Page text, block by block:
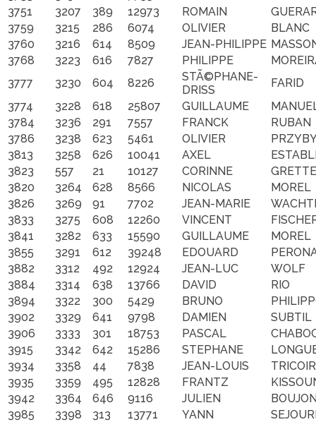
3751
3207 389 12973 ROMAIN
3759
3215 286 6074 OLIVIER
BLANC
3760
3216 614 8509 JEAN-PHILIPPE
3768
3223 616 7827 PHILIPPE
3777
3230 604 8226
STÃ©PHANE-
DRISS
FARID
3774
3228 618 25807 GUILLAUME
3784
3236 291 7557 FRANCK
RUBAN
3786
3238 623 5461 OLIVIER
3813
3258 626 10041 AXEL
3823
557 21 10127 CORINNE
3820
3264 628 8566 NICOLAS
MOREL
3826
3269 91 7702 JEAN-MARIE
3833
3275 608 12260 VINCENT
3841
3282 633 15590 GUILLAUME
MOREL
3855
3291 612 39248 EDOUARD
3882
3312 492 12924 JEAN-LUC
WOLF
3884
3314 638 13766 DAVID
RIO
3894
3322 300 5429 BRUNO
3902
3329 641 9798 DAMIEN
SUBTIL
3906
3333 301 18753 PASCAL
3915
3342 642 15286 STEPHANE
3934
3358 44 7838 JEAN-LOUIS
3935
3359 495 12828 FRANTZ
3942
3364 646 9116 JULIEN
3985
3398 313 13771 YANN